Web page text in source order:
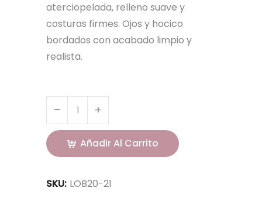
aterciopelada, relleno suave y
costuras firmes. Ojos y hocico
bordados con acabado limpio y
realista.
Añadir Al Carrito
SKU: LOB20-21